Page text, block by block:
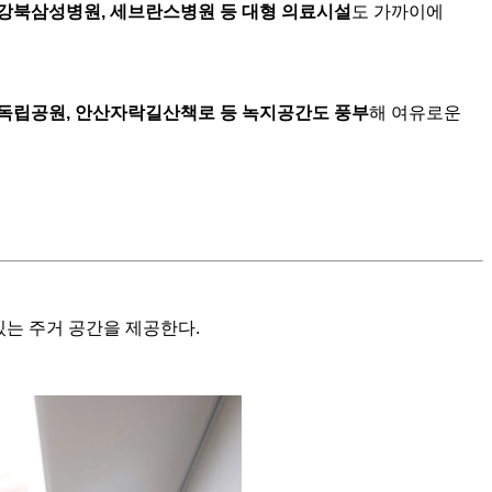
북삼성병원, 세브란스병원 등 대형 의료시설도 가까이에
립공원, 안산자락길산책로 등 녹지공간도 풍부해 여유로운
주거 공간을 제공한다.